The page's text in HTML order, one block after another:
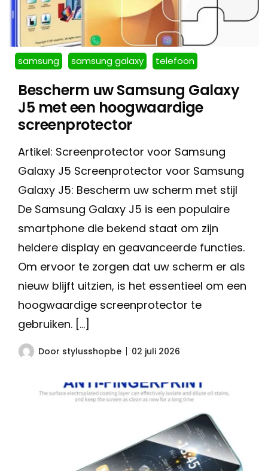
samsung samsung galaxy telefoon
Bescherm uw Samsung Galaxy
J5 met een hoogwaardige
screenprotector
Artikel: Screenprotector voor Samsung
Galaxy J5 Screenprotector voor Samsung
Galaxy J5: Bescherm uw scherm met stijl
De Samsung Galaxy J5 is een populaire
smartphone die bekend staat om zijn
heldere display en geavanceerde functies.
Om ervoor te zorgen dat uw scherm er als
nieuw blijft uitzien, is het essentieel om een
hoogwaardige screenprotector te
gebruiken. […]
Door stylusshopbe 02 juli 2026